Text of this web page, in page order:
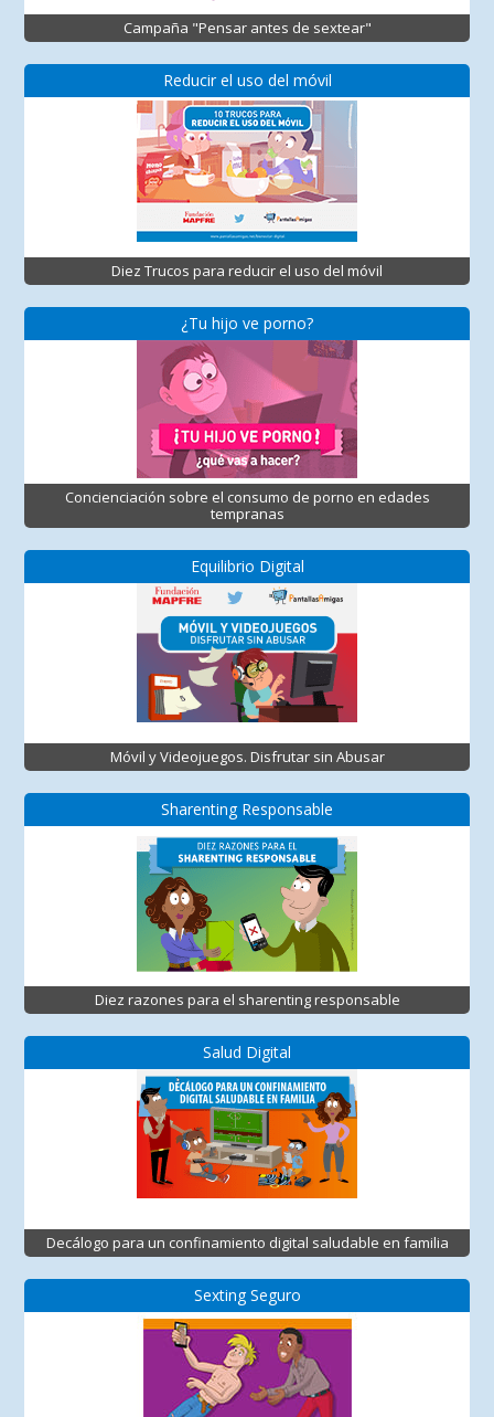
Campaña "Pensar antes de sextear"
Reducir el uso del móvil
Diez Trucos para reducir el uso del móvil
¿Tu hijo ve porno?
Concienciación sobre el consumo de porno en edades
tempranas
Equilibrio Digital
Móvil y Videojuegos. Disfrutar sin Abusar
Sharenting Responsable
Diez razones para el sharenting responsable
Salud Digital
Decálogo para un confinamiento digital saludable en familia
Sexting Seguro